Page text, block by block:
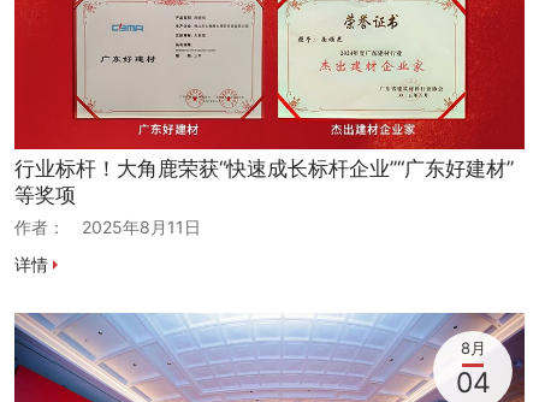
行业标杆！大角鹿荣获“快速成长标杆企业”“广东好建材”
等奖项
作者： 2025年8月11日
详情
8月
04